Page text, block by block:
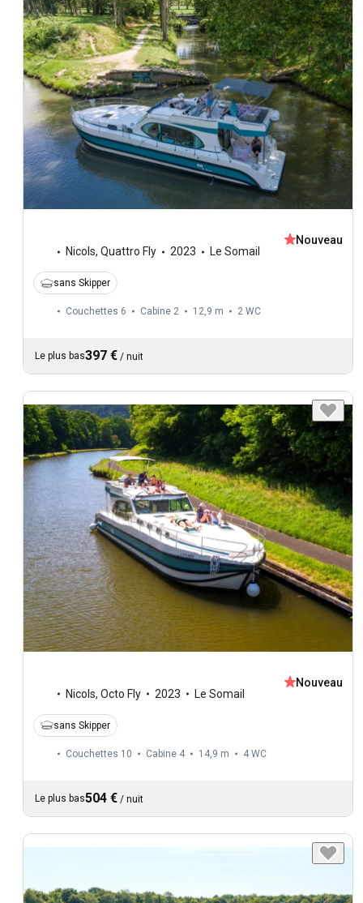
Nicols, Quattro Fly 2023 Le Somail
Nouveau
sans Skipper
Couchettes 6 Cabine 2 12,9 m 2 WC
Le plus bas397 € / nuit
Nicols, Octo Fly 2023 Le Somail
Nouveau
sans Skipper
Couchettes 10 Cabine 4 14,9 m 4 WC
Le plus bas504 € / nuit